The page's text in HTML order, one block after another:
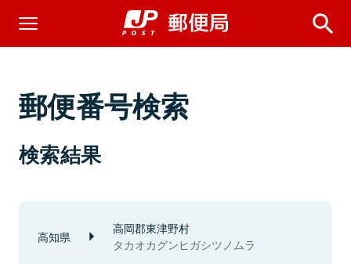
郵便番号検索
検索結果
高知県 高岡郡東津野村
タカオカグンヒガシツノムラ